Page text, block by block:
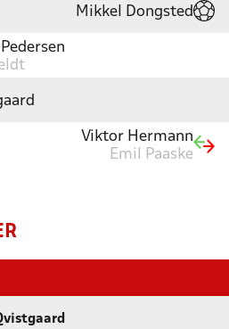
Mikkel Dongsted
Viktor Hermann
Emil Paaske